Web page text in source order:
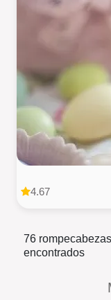
4.67
76 rompecabezas
encontrados